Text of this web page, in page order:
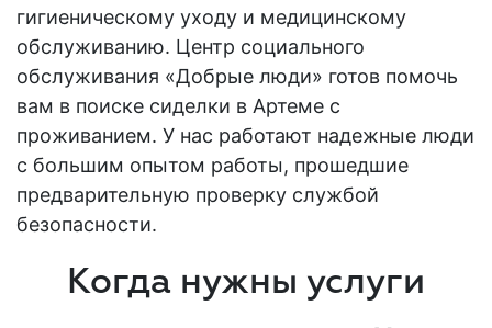
гигиеническому уходу и медицинскому
обслуживанию. Центр социального
обслуживания «Добрые люди» готов помочь
вам в поиске сиделки в Артеме с
проживанием. У нас работают надежные люди
с большим опытом работы, прошедшие
предварительную проверку службой
безопасности.
Когда нужны услуги